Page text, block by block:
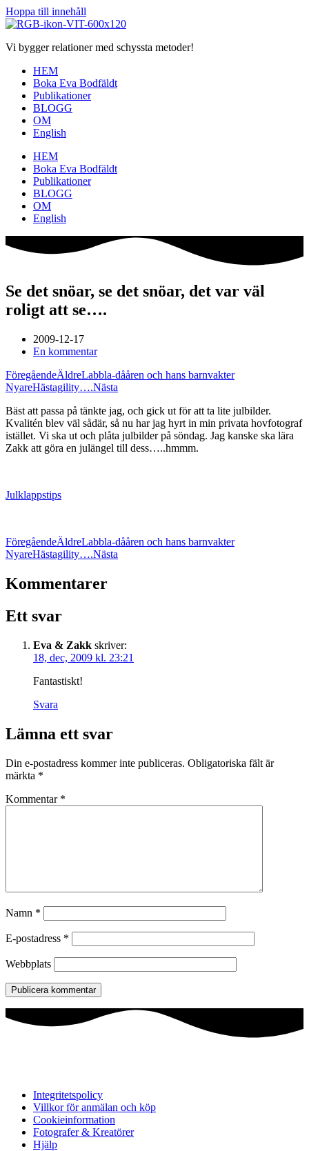
Hoppa till innehåll
Vi bygger relationer med schyssta metoder!
HEM
Boka Eva Bodfäldt
Publikationer
BLOGG
OM
English
HEM
Boka Eva Bodfäldt
Publikationer
BLOGG
OM
English
Se det snöar, se det snöar, det var väl
roligt att se….
2009-12-17
En kommentar
FöregåendeÄldreLabbla-dååren och hans barnvakter
NyareHästagility….Nästa
Bäst att passa på tänkte jag, och gick ut för att ta lite julbilder.
Kvalitén blev väl sådär, så nu har jag hyrt in min privata hovfotograf
istället. Vi ska ut och plåta julbilder på söndag. Jag kanske ska lära
Zakk att göra en julängel till dess…..hmmm.
Julklappstips
FöregåendeÄldreLabbla-dååren och hans barnvakter
NyareHästagility….Nästa
Kommentarer
Ett svar
Eva & Zakk skriver:
18, dec, 2009 kl. 23:21
Fantastiskt!
Svara
Lämna ett svar
Din e-postadress kommer inte publiceras. Obligatoriska fält är
märkta *
Kommentar *
Namn *
E-postadress *
Webbplats
Integritetspolicy
Villkor för anmälan och köp
Cookieinformation
Fotografer & Kreatörer
Hjälp